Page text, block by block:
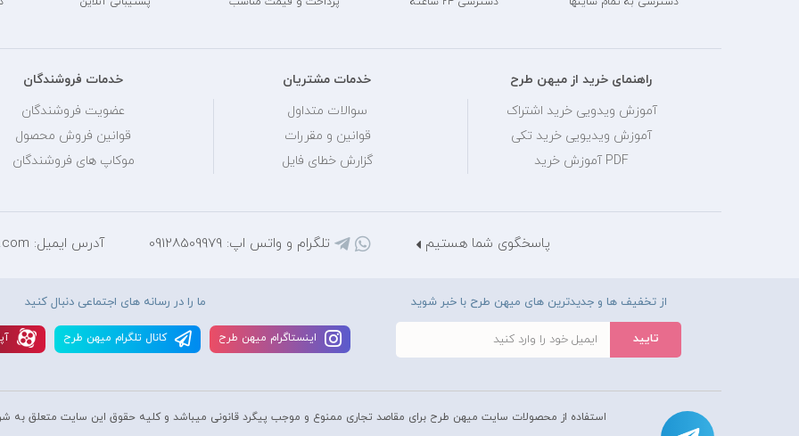
راهنمای خرید از میهن طرح
آموزش ویدویی خرید اشتراک
آموزش ویدیویی خرید تکی
PDF آموزش خرید
خدمات مشتریان
سوالات متداول
قوانین و مقررات
گزارش خطای فایل
خدمات فروشندگان
عضویت فروشندگان
قوانین فروش محصول
موکاپ های فروشندگان
پاسخگوی شما هستیم تلگرام و واتس اپ: 09128509979 آدرس ایمیل: mihantarh@yahoo.com
از تخفیف ها و جدیدترین های میهن طرح با خبر شوید ما را در رسانه های اجتماعی دنبال کنید
اينستاگرام ميهن طرح کانال تلگرام ميهن طرح
استفاده از محصولات سايت میهن طرح برای مقاصد تجاری ممنوع و موجب پیگرد قانونی میباشد و کليه حقوق اين سايت متعلق